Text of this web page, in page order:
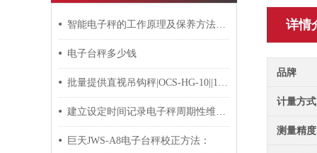
智能电子秤的工作原理及保养方法介绍
电子台秤多少钱
批量提供直视吊钩秤|OCS-HG-10||10t||樱花|
建立设定时间记录电子秤周期性维护机制的重要性分享
巨天JWS-A8电子台秤校正方法：
详情
品牌
计量方式
测量精度